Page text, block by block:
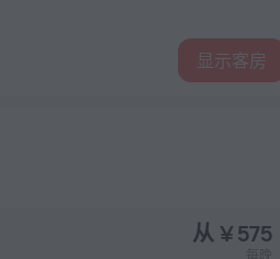
显示客房
从 ¥ 575